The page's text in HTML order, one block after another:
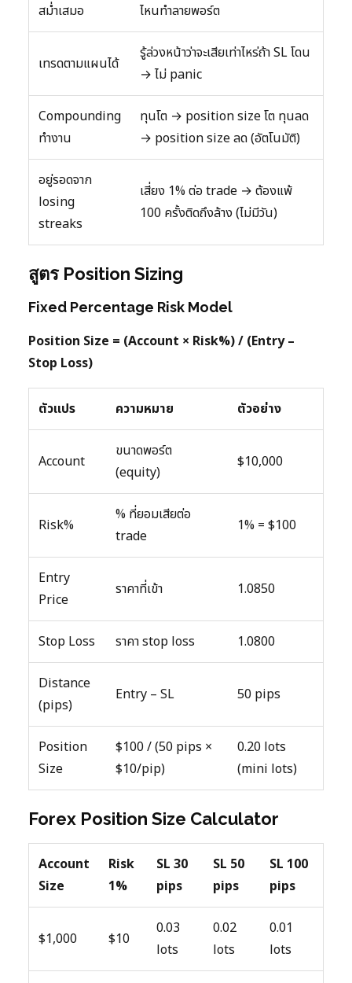
สม่ำเสมอ
ไหนทำลายพอร์ต
เทรดตามแผนได้
รู้ล่วงหน้าว่าจะเสียเท่าไหร่ถ้า SL โดน
→ ไม่ panic
Compounding
ทำงาน
ทุนโต → position size โต ทุนลด
→ position size ลด (อัตโนมัติ)
อยู่รอดจาก
losing
streaks
เสี่ยง 1% ต่อ trade → ต้องแพ้
100 ครั้งติดถึงล้าง (ไม่มีวัน)
สูตร Position Sizing
Fixed Percentage Risk Model
Position Size = (Account × Risk%) / (Entry –
Stop Loss)
ตัวแปร ความหมาย ตัวอย่าง
Account
ขนาดพอร์ต
(equity)
$10,000
Risk%
% ที่ยอมเสียต่อ
trade
1% = $100
Entry
Price
ราคาที่เข้า 1.0850
Stop Loss ราคา stop loss 1.0800
Distance
(pips)
Entry – SL 50 pips
Position
Size
$100 / (50 pips ×
$10/pip)
0.20 lots
(mini lots)
Forex Position Size Calculator
Account
Size
Risk
1%
SL 30
pips
SL 50
pips
SL 100
pips
$1,000 $10
0.03
lots
0.02
lots
0.01
lots